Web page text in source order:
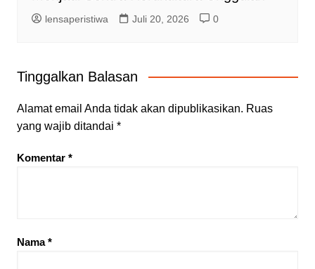
lensaperistiwa Juli 20, 2026 0
Tinggalkan Balasan
Alamat email Anda tidak akan dipublikasikan. Ruas
yang wajib ditandai *
Komentar *
Nama*